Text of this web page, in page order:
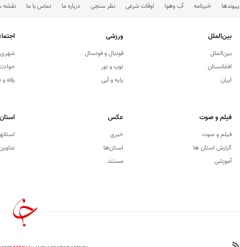
پیوندها خبرنامه آب وهوا اوقات شرعی نظر سنجی درباره ما تماس با ما نقشه
بین‌الملل
بین‌الملل
افغانستان
ایران
ورزشی
فوتبال و فوتسال
توپ و تور
پایه و آبی
شهری
رفاه
فیلم و صوت
فیلم و صوت
گزارش استان ها
آموزشی
عکس
خبری
استان‌ها
مستند